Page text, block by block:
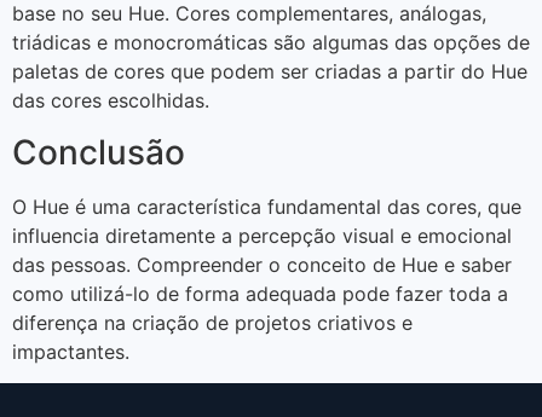
base no seu Hue. Cores complementares, análogas,
triádicas e monocromáticas são algumas das opções de
paletas de cores que podem ser criadas a partir do Hue
das cores escolhidas.
Conclusão
O Hue é uma característica fundamental das cores, que
influencia diretamente a percepção visual e emocional
das pessoas. Compreender o conceito de Hue e saber
como utilizá-lo de forma adequada pode fazer toda a
diferença na criação de projetos criativos e
impactantes.